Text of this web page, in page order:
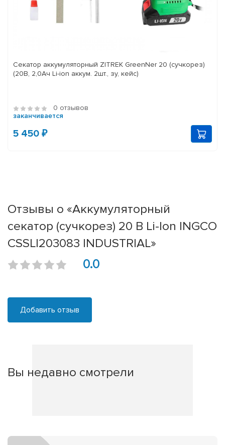
Секатор аккумуляторный ZITREK GreenNer 20 (сучкорез)
(20В, 2,0Ач Li-ion аккум. 2шт., зу, кейс)
0 отзывов
заканчивается
5 450 ₽
Отзывы о «Аккумуляторный
секатор (сучкорез) 20 В Li-Ion INGCO
CSSLI203083 INDUSTRIAL»
0.0
Добавить отзыв
Вы недавно смотрели